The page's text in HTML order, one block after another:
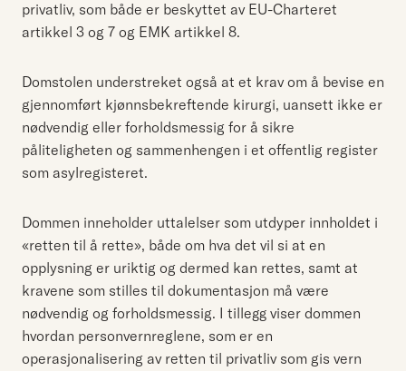
privatliv, som både er beskyttet av EU-Charteret
artikkel 3 og 7 og EMK artikkel 8.
Domstolen understreket også at et krav om å bevise en
gjennomført kjønnsbekreftende kirurgi, uansett ikke er
nødvendig eller forholdsmessig for å sikre
påliteligheten og sammenhengen i et offentlig register
som asylregisteret.
Dommen inneholder uttalelser som utdyper innholdet i
«retten til å rette», både om hva det vil si at en
opplysning er uriktig og dermed kan rettes, samt at
kravene som stilles til dokumentasjon må være
nødvendig og forholdsmessig. I tillegg viser dommen
hvordan personvernreglene, som er en
operasjonalisering av retten til privatliv som gis vern